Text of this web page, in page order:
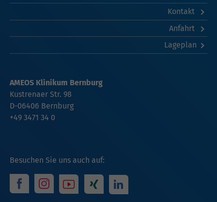
Kontakt
Anfahrt
Lageplan
Besuchen Sie uns auch auf:
AMEOS Klinikum Bernburg
Kustrenaer Str. 98
D-06406 Bernburg
+49 3471 34 0